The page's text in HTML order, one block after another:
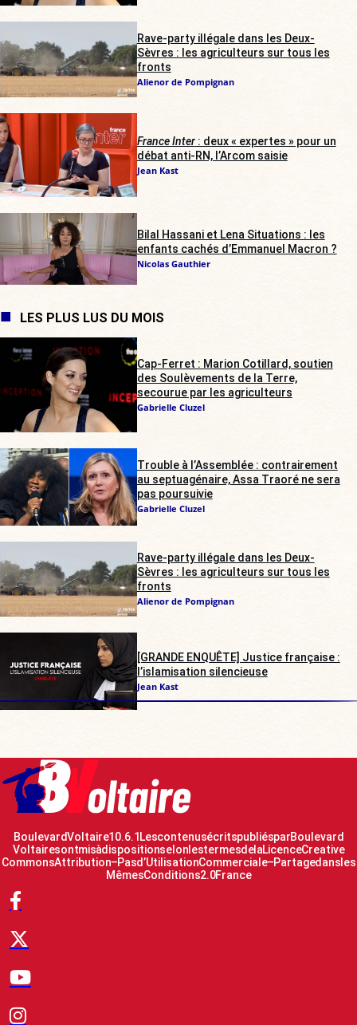
Rave-party illégale dans les Deux-
Sèvres : les agriculteurs sur tous les
fronts
Alienor de Pompignan
France Inter: deux « expertes » pour un
débat anti-RN, l’Arcom saisie
Jean Kast
Bilal Hassani et Lena Situations : les
enfants cachés d’Emmanuel Macron ?
Nicolas Gauthier
LES PLUS LUS DU MOIS
Cap-Ferret : Marion Cotillard, soutien
des Soulèvements de la Terre,
secourue par les agriculteurs
Gabrielle Cluzel
Trouble à l’Assemblée : contrairement
au septuagénaire, Assa Traoré ne sera
pas poursuivie
Gabrielle Cluzel
Rave-party illégale dans les Deux-
Sèvres : les agriculteurs sur tous les
fronts
Alienor de Pompignan
[GRANDE ENQUÊTE] Justice française :
l’islamisation silencieuse
Jean Kast
Boulevard Voltaire 10.6.1 Les contenus écrits publiés par Boulevard
Voltaire sont mis à disposition selon les termes de la Licence Creative
Commons Attribution – Pas d’Utilisation Commerciale – Partage dans les
Mêmes Conditions 2.0 France